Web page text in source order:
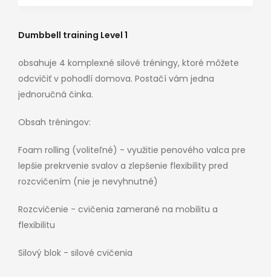
Dumbbell training Level 1
obsahuje 4 komplexné silové tréningy, ktoré môžete
odcvičiť v pohodlí domova. Postačí vám jedna
jednoručná činka.
Obsah tréningov:
Foam rolling (voliteľné) - využitie penového valca pre
lepšie prekrvenie svalov a zlepšenie flexibility pred
rozcvičením (nie je nevyhnutné)
Rozcvičenie - cvičenia zamerané na mobilitu a
flexibilitu
Silový blok - silové cvičenia